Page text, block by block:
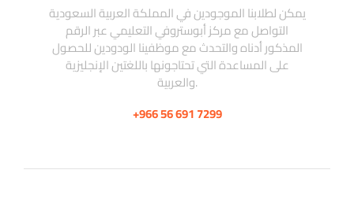
يمكن لطلابنا الموجودين في المملكة العربية السعودية
التواصل مع مركز أبوستروفي التعليمي عبر الرقم
المذكور أدناه والتحدث مع موظفينا الودودين للحصول
على المساعدة التي تحتاجونها باللغتين الإنجليزية
والعربية.
+966 56 691 7299